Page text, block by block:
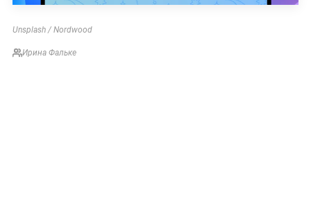
Unsplash / Nordwood
Ирина Фальке